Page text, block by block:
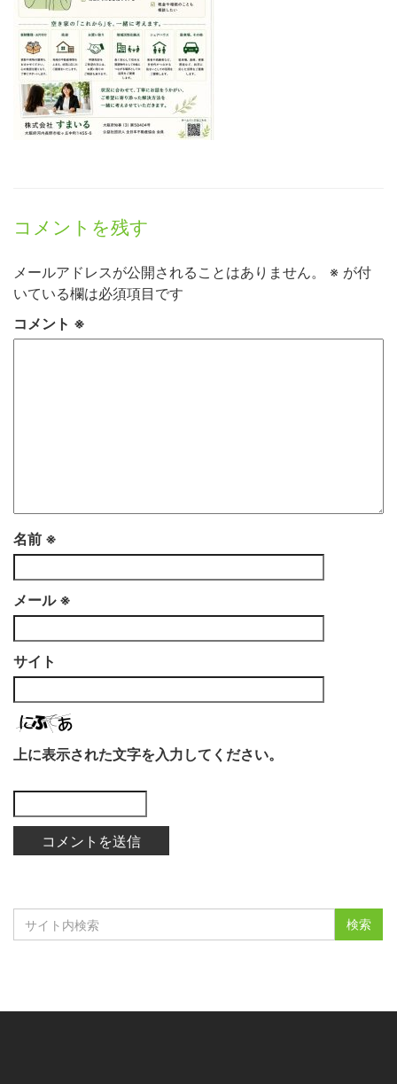
コメントを残す
メールアドレスが公開されることはありません。 ※ が付
いている欄は必須項目です
コメント ※
名前 ※
メール ※
サイト
上に表示された文字を入力してください。